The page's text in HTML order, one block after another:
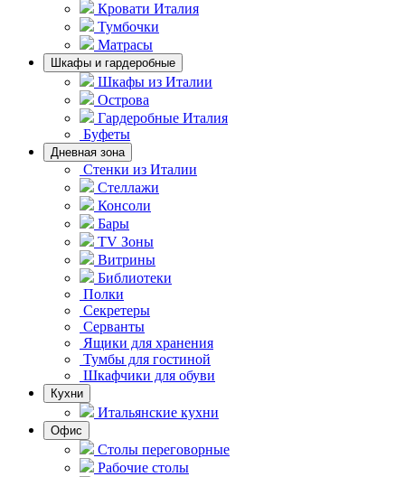
Кровати Италия
Тумбочки
Матрасы
Шкафы и гардеробные
Шкафы из Италии
Острова
Гардеробные Италия
Буфеты
Дневная зона
Стенки из Италии
Стеллажи
Консоли
Бары
TV Зоны
Витрины
Библиотеки
Полки
Секретеры
Серванты
Ящики для хранения
Тумбы для гостиной
Шкафчики для обуви
Кухни
Итальянские кухни
Офис
Столы переговорные
Рабочие столы